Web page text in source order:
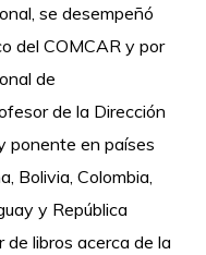
se desempeñó
del COMCAR y por
de
de la Dirección
ponente en países
Bolivia, Colombia,
y República
de libros acerca de la